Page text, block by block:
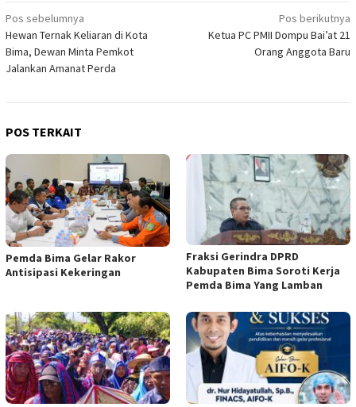
Navigasi
pos
Pos sebelumnya
Hewan Ternak Keliaran di Kota
Bima, Dewan Minta Pemkot
Jalankan Amanat Perda
Pos berikutnya
Ketua PC PMII Dompu Bai’at 21
Orang Anggota Baru
POS TERKAIT
Pemda Bima Gelar Rakor
Antisipasi Kekeringan
Fraksi Gerindra DPRD
Kabupaten Bima Soroti Kerja
Pemda Bima Yang Lamban